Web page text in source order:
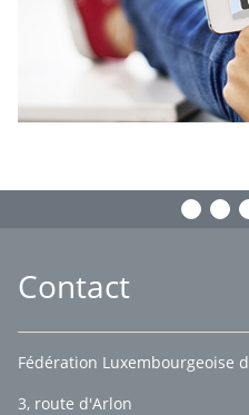
Contact
Fédération Luxembourgeoise
3, route d'Arlon